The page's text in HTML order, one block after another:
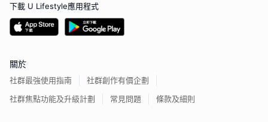
下載 U Lifestyle應用程式
關於
社群最強使用指南
社群創作有價企劃
社群焦點功能及升級計劃
常見問題 條款及細則